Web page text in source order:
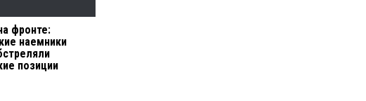
фронте:
наемники
позиции